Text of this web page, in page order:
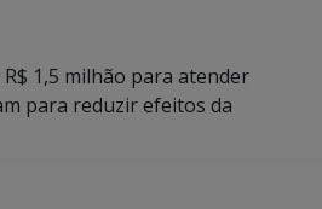
1,5 milhão para atender
para reduzir efeitos da